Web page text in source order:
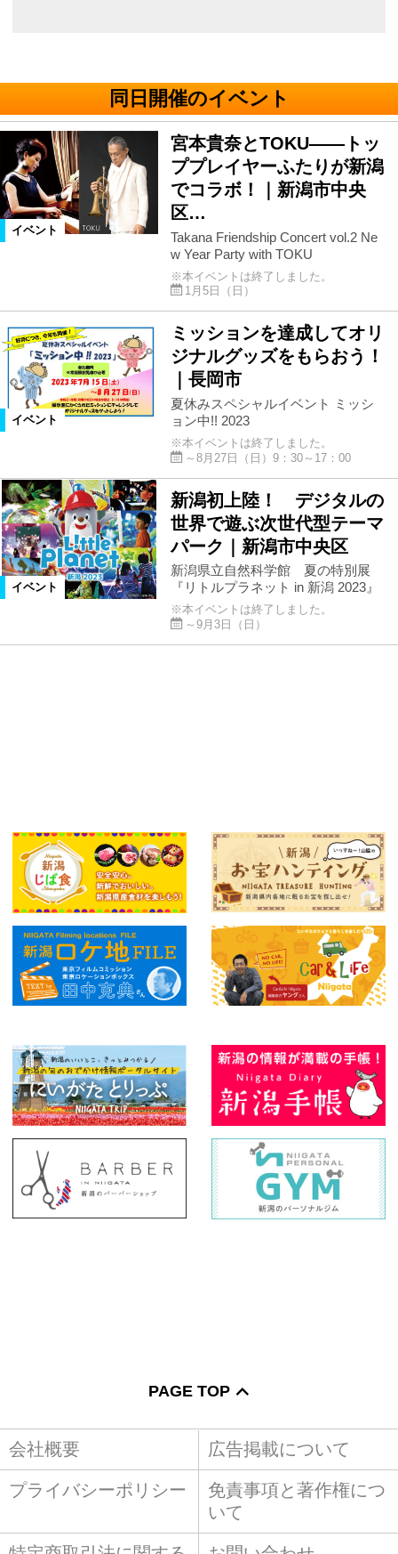
同日開催のイベント
イベント
宮本貴奈とTOKU――トッ
ププレイヤーふたりが新潟
でコラボ！｜新潟市中央
区…
Takana Friendship Concert vol.2 Ne
w Year Party with TOKU
※本イベントは終了しました。
1月5日（日）
イベント
ミッションを達成してオリ
ジナルグッズをもらおう！
｜長岡市
夏休みスペシャルイベント ミッシ
ョン中!! 2023
※本イベントは終了しました。
～8月27日（日）9：30～17：00
イベント
新潟初上陸！ デジタルの
世界で遊ぶ次世代型テーマ
パーク｜新潟市中央区
新潟県立自然科学館 夏の特別展
『リトルプラネット in 新潟 2023』
※本イベントは終了しました。
～9月3日（日）
PAGE TOP
会社概要 広告掲載について
プライバシーポリシー
免責事項と著作権につ
いて